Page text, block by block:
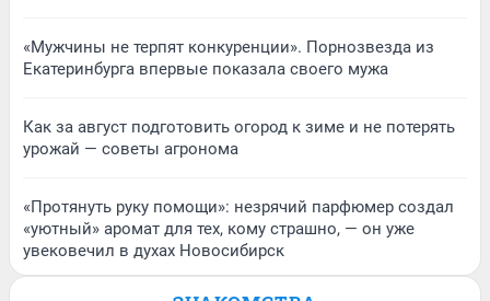
«Мужчины не терпят конкуренции». Порнозвезда из
Екатеринбурга впервые показала своего мужа
Как за август подготовить огород к зиме и не потерять
урожай — советы агронома
«Протянуть руку помощи»: незрячий парфюмер создал
«уютный» аромат для тех, кому страшно, — он уже
увековечил в духах Новосибирск